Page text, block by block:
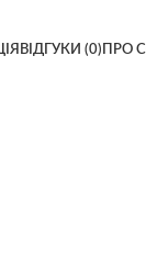
ВІДГУКИ (0) ПРО